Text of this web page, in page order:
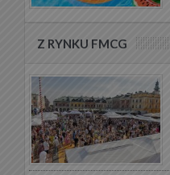
Z RYNKU FMCG